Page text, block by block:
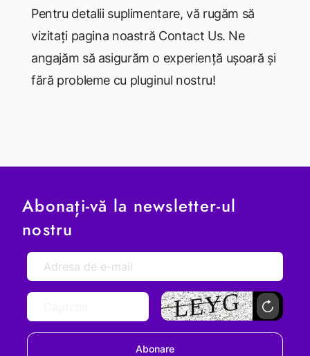
Pentru detalii suplimentare, vă rugăm să
vizitați pagina noastră Contact Us. Ne
angajăm să asigurăm o experiență ușoară și
fără probleme cu pluginul nostru!
Abonați-vă la newsletter-ul
nostru
Abonare